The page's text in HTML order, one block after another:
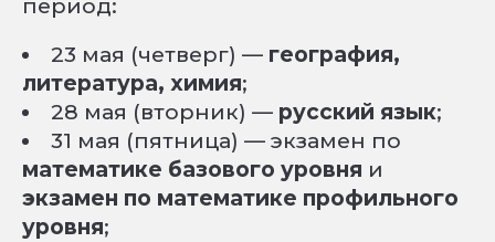
23 мая (четверг) — география,
литература, химия;
28 мая (вторник) — русский язык;
31 мая (пятница) — экзамен по
математике базового уровня и
экзамен по математике профильного
уровня;